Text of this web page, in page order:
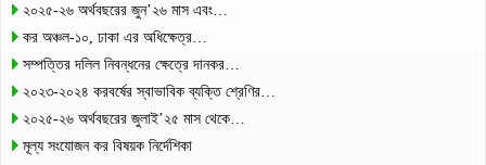
২০২৫-২৬ অর্থবছরের জুন’২৬ মাস এবং…
কর অঞ্চল-১০, ঢাকা এর অধিক্ষেত্র…
সম্পত্তির দলিল নিবন্ধনের ক্ষেত্রে দানকর…
২০২৩-২০২৪ করবর্ষের স্বাভাবিক ব্যক্তি শ্রেণির…
২০২৫-২৬ অর্থবছরের জুলাই’২৫ মাস থেকে…
মূল্য সংযোজন কর বিষয়ক নির্দেশিকা